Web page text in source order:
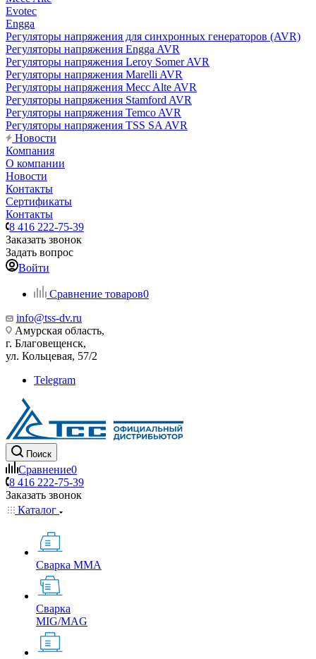
Evotec
Engga
Регуляторы напряжения для синхронных генераторов (AVR)
Регуляторы напряжения Engga AVR
Регуляторы напряжения Leroy Somer AVR
Регуляторы напряжения Marelli AVR
Регуляторы напряжения Mecc Alte AVR
Регуляторы напряжения Stamford AVR
Регуляторы напряжения Temco AVR
Регуляторы напряжения TSS SA AVR
Новости
Компания
О компании
Новости
Контакты
Сертификаты
Контакты
8 416 222-75-39
Заказать звонок
Задать вопрос
Войти
Сравнение товаров0
info@tss-dv.ru
Амурская область,
г. Благовещенск,
ул. Кольцевая, 57/2
Telegram
Поиск
Сравнение0
8 416 222-75-39
Заказать звонок
Каталог
Сварка MMA
Сварка
MIG/MAG